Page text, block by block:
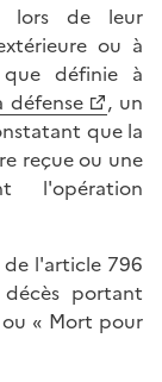
lors de leur
ou à
définie à
défense
, un
que la
reçue ou une
l'opération
de l'article 796
portant
« Mort pour